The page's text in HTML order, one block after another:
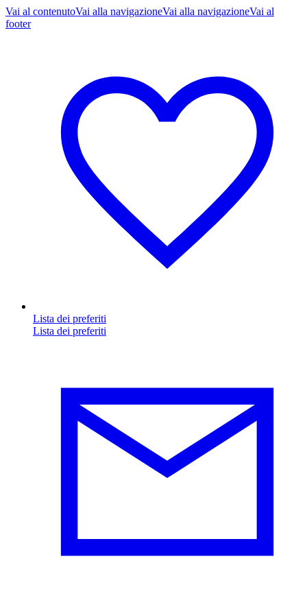
Vai al contenutoVai alla navigazioneVai alla navigazioneVai al
footer
Lista dei preferiti